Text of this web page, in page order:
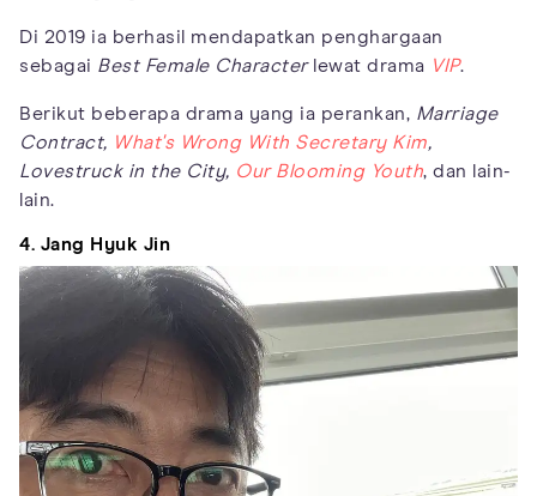
Di 2019 ia berhasil mendapatkan penghargaan
sebagai Best Female Characterlewat drama VIP.
Berikut beberapa drama yang ia perankan, Marriage
Contract, What's Wrong With Secretary Kim,
Lovestruck in the City, Our Blooming Youth, dan lain-
lain.
4. Jang Hyuk Jin